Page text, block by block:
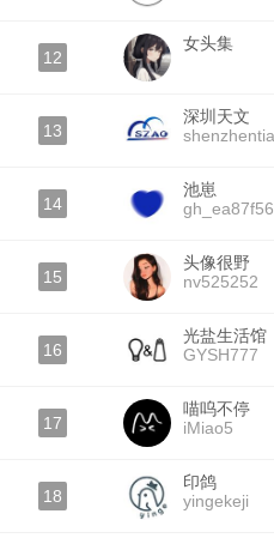
12
女头集
13
深圳天文
14
池崽
15
头像很野
nv525252
16
光盐生活馆
GYSH777
17
喵呜不停
iMiao5
18
印鸽
yingekeji